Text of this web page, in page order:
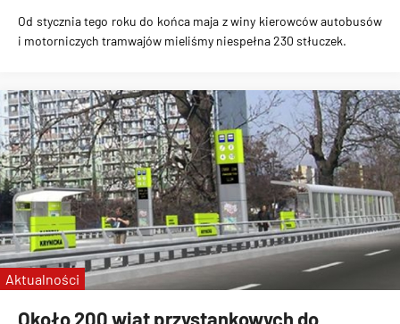
Od stycznia tego roku do końca maja z winy kierowców autobusów
i motorniczych tramwajów mieliśmy niespełna 230 stłuczek.
Około 200 wiat przystankowych do
Aktualności